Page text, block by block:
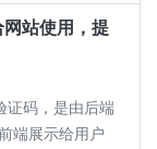
站使用，提
证码，是由后端
端展示给用户